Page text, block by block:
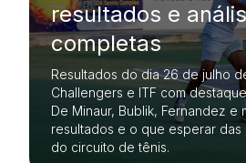
resultados e
completas
Resultados do dia 26 de julho
Challengers e ITF com
De Minaur, Bublik, Fernandez e
resultados e o que esperar das
do circuito de tênis.